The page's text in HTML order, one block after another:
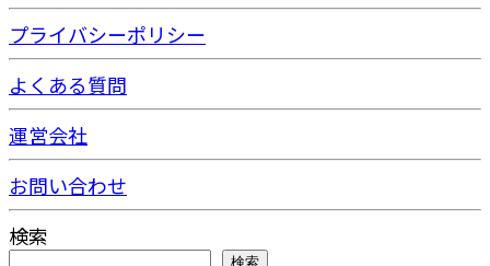
プライバシーポリシー
よくある質問
運営会社
お問い合わせ
検索
検索